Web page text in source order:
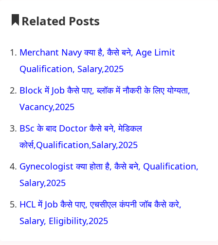
Related Posts
Merchant Navy क्या है, कैसे बने, Age Limit
Qualification, Salary,2025
Block में Job कैसे पाए, ब्लॉक में नौकरी के लिए योग्यता,
Vacancy,2025
BSc के बाद Doctor कैसे बने, मेडिकल
कोर्स,Qualification,Salary,2025
Gynecologist क्या होता है, कैसे बने, Qualification,
Salary,2025
HCL में Job कैसे पाए, एचसीएल कंपनी जॉब कैसे करे,
Salary, Eligibility,2025